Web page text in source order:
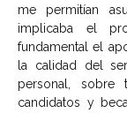
me permitían
implicaba el
fundamental el
la calidad del
personal,
candidatos y